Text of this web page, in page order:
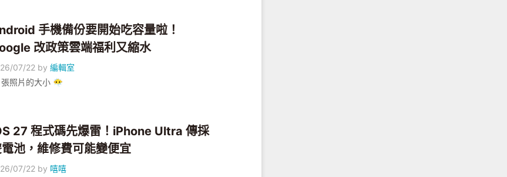
手機備份要開始吃容量啦！
改政策雲端福利又縮水
07/22 by編輯室
照片的大小 😶‍🌫️
27 程式碼先爆雷！iPhone Ultra 傳採
池，維修費可能變便宜
07/22 by 嘻嘻